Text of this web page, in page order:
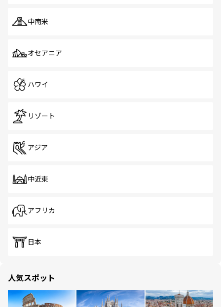
中南米
オセアニア
ハワイ
リゾート
アジア
中近東
アフリカ
日本
人気スポット